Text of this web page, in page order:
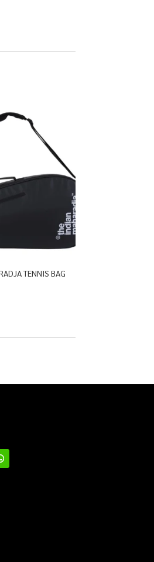
TENNIS BAG